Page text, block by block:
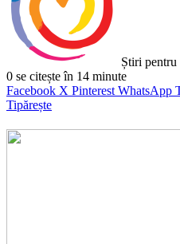
Știri pentru
0 se citește în 14 minute
Facebook X Pinterest WhatsApp
Tipărește